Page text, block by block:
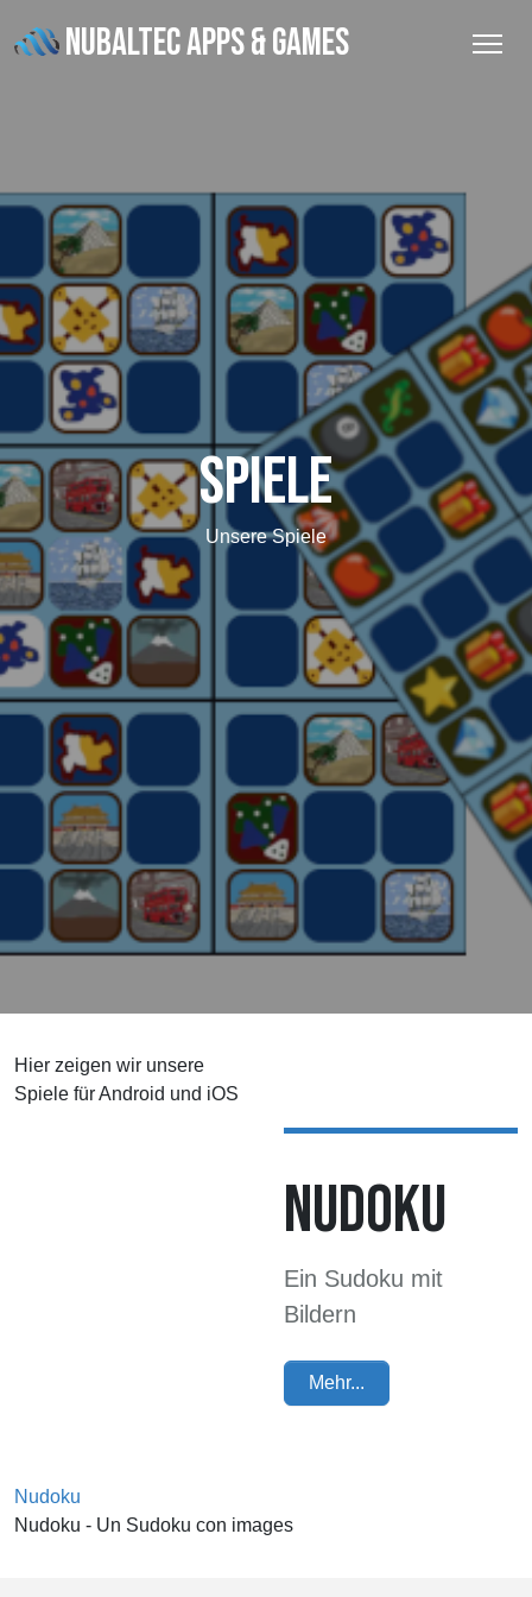
NUBALTEC APPS & GAMES
Spiele
Unsere Spiele
Hier zeigen wir unsere
Spiele für Android und iOS
NUDOKU
Ein Sudoku mit
Bildern
Mehr...
Nudoku
Nudoku - Un Sudoku con images